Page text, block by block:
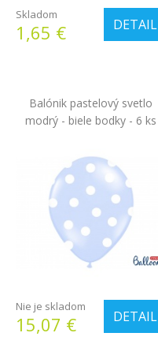
DETAIL
Skladom
1,65 €
Balónik pastelový svetlo
modrý - biele bodky - 6 ks
DETAIL
Nie je skladom
15,07 €